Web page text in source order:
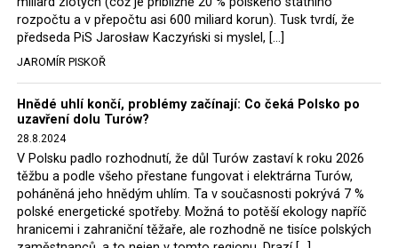
představit, že by o takové věci rozhodoval sám ministr
Bodnar. Musel získat politický souhlas vládnoucí koalice.
Stále jsou totiž platné argumenty Morawieckého vlády,
že důl i elektrárna jsou – kromě zabezpečování cca 7 %
polského energetického mixu – klíčovými podniky, spolu
se svými dceřinými společnostmi zaměstnávají cca pět
tisíc lidí. Navíc s činností dolu a elektrárny nepřímo
souvisí dalších několik desítek tisíc pracovních míst v
regionu. Zelená politika ale opět zvítězila.
Rozhodnutí polského ministra spravedlnosti jistě potěší
rozpočtu a v přepočtu asi 600 miliard korun). Tusk tvrdí, že
předseda PiS Jarosław Kaczyński si myslel, […]
JAROMÍR PISKOŘ
Hnědé uhlí končí, problémy začínají: Co čeká Polsko po
uzavření dolu Turów?
28.8.2024
V Polsku padlo rozhodnutí, že důl Turów zastaví k roku 2026
těžbu a podle všeho přestane fungovat i elektrárna Turów,
poháněná jeho hnědým uhlím. Ta v současnosti pokrývá 7 %
polské energetické spotřeby. Možná to potěší ekology napříč
hranicemi i zahraniční těžaře, ale rozhodně ne tisíce polských